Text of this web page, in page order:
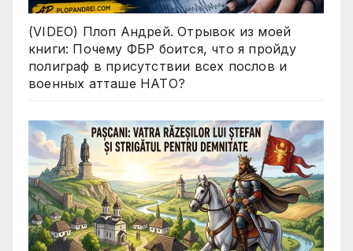
(VIDEO) Плоп Андрей. Отрывок из моей
книги: Почему ФБР боится, что я пройду
полиграф в присутствии всех послов и
военных атташе НАТО?